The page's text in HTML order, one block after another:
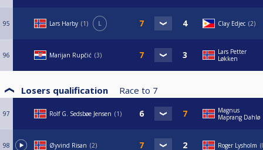
95 Lars Harby 1 L Clay Edjec 2
96 Marijan Rupčić 3
Lars Petter
Løkken
Losers qualification Race to 7
97 Rolf G. Sedsbøe Jensen 1
Magnus
Maprang Dahlø
98 Øyvind Risan 2 Roger Lysholm